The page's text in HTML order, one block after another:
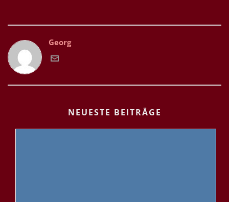
Georg
NEUESTE BEITRÄGE